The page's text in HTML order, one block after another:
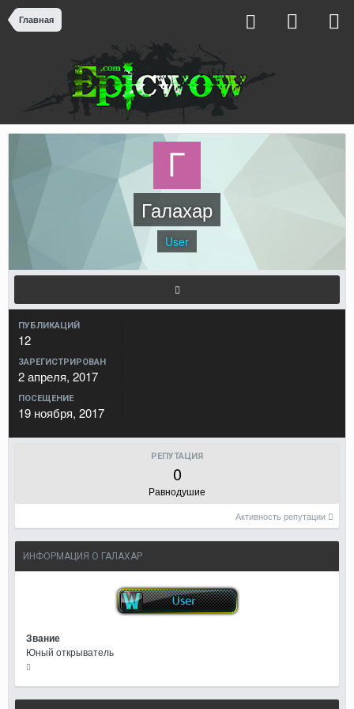
Главная
Галахар
User
ПУБЛИКАЦИЙ
12
ЗАРЕГИСТРИРОВАН
2 апреля, 2017
ПОСЕЩЕНИЕ
19 ноября, 2017
РЕПУТАЦИЯ
0
Равнодушие
Активность репутации
ИНФОРМАЦИЯ О ГАЛАХАР
Звание
Юный открыватель